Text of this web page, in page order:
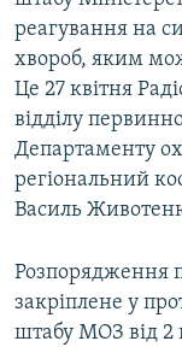
реагування на
хвороб, яким
Це 27 квітня
відділу
Департаменту
регіональний
Василь
Розпорядження
закріплене у
штабу МОЗ від 2